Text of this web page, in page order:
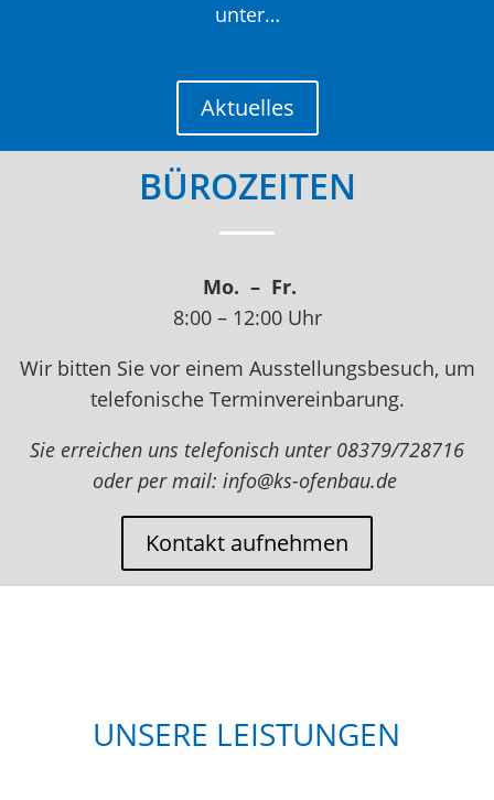
unter…
Aktuelles
BÜROZEITEN
Mo. – Fr.
8:00 – 12:00 Uhr
Wir bitten Sie vor einem Ausstellungsbesuch, um
telefonische Terminvereinbarung.
Sie erreichen uns telefonisch unter 08379/728716
oder per mail: info@ks-ofenbau.de
Kontakt aufnehmen
UNSERE LEISTUNGEN